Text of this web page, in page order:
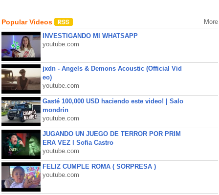
Popular Videos More
INVESTIGANDO MI WHATSAPP
youtube.com
jxdn - Angels & Demons Acoustic (Official Vid
eo)
youtube.com
Gasté 100,000 USD haciendo este video! | Salo
mondrin
youtube.com
JUGANDO UN JUEGO DE TERROR POR PRIM
ERA VEZ l Sofia Castro
youtube.com
FELIZ CUMPLE ROMA ( SORPRESA )
youtube.com